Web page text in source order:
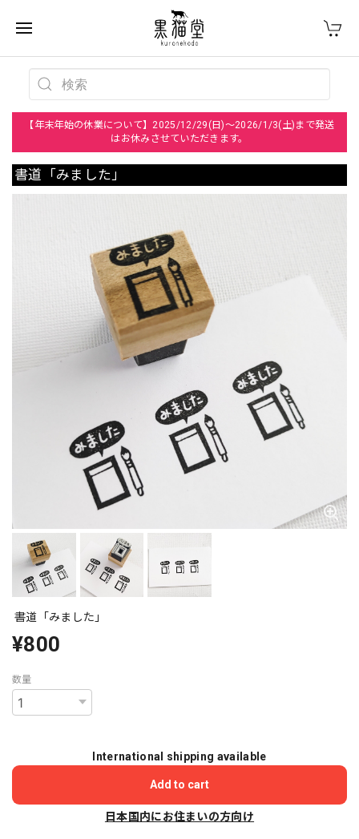
【年末年始の休業について】2025/12/29(日)～2026/1/3(土)まで発送
はお休みさせていただきます。
書道「みました」
書道「みました」
¥800
数量
International shipping available
Add to cart
日本国内にお住まいの方向け